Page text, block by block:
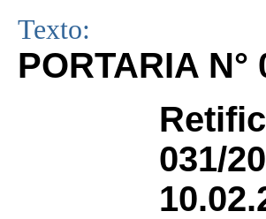
Texto:
PORTARIA N°
031/